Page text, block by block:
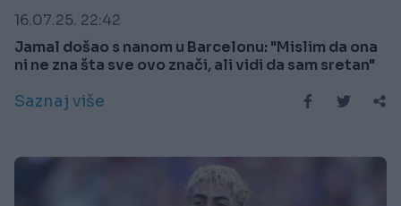
16.07.25. 22:42
Jamal došao s nanom u Barcelonu: "Mislim da ona
ni ne zna šta sve ovo znači, ali vidi da sam sretan"
Saznaj više